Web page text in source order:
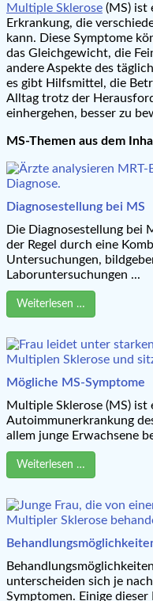
Multiple Sklerose (MS) ist
Erkrankung, die
kann. Diese Symptome
das Gleichgewicht, die
andere Aspekte des
es gibt Hilfsmittel, die
Alltag trotz der
einhergehen, besser zu
MS-Themen aus dem
Diagnosestellung bei MS
Die Diagnosestellung bei
der Regel durch eine
Untersuchungen,
Laboruntersuchungen ...
Weiterlesen …
Mögliche MS-Symptome
Multiple Sklerose (MS) ist
Autoimmunerkrankung
allem junge Erwachsene
Weiterlesen …
unterscheiden sich je
Symptomen. Einige